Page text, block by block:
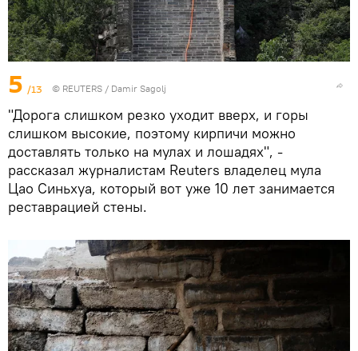
5 /13 © REUTERS / Damir Sagolj
"Дорога слишком резко уходит вверх, и горы
слишком высокие, поэтому кирпичи можно
доставлять только на мулах и лошадях", -
рассказал журналистам Reuters владелец мула
Цао Синьхуа, который вот уже 10 лет занимается
реставрацией стены.